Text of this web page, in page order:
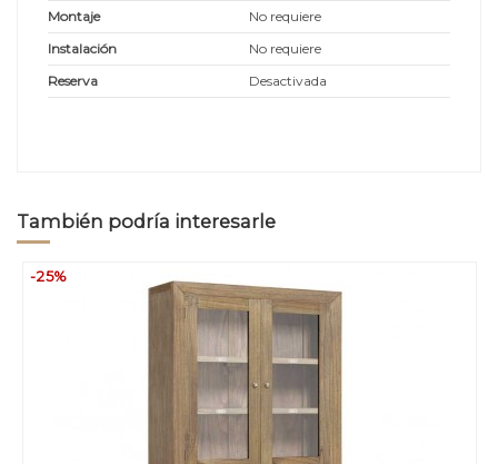
Montaje
No requiere
Instalación
No requiere
Reserva
Desactivada
También podría interesarle
-25%